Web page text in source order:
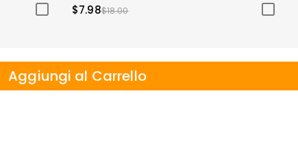
$7.98$18.00
Aggiungi al Carrello